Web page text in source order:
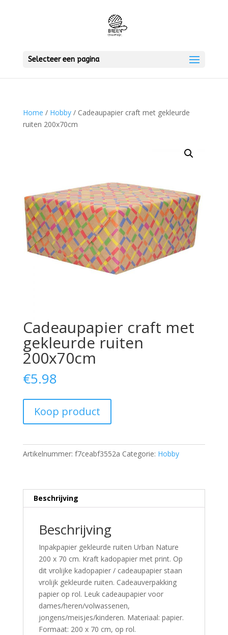
Selecteer een pagina
Home / Hobby/ Cadeaupapier craft met gekleurde
ruiten 200x70cm
Cadeaupapier craft met
gekleurde ruiten
200x70cm
€5.98
Koop product
Artikelnummer: f7ceabf3552a Categorie: Hobby
Beschrijving
Beschrijving
Inpakpapier gekleurde ruiten Urban Nature
200 x 70 cm. Kraft kadopapier met print. Op
dit vrolijke kadopapier / cadeaupapier staan
vrolijk gekleurde ruiten. Cadeauverpakking
papier op rol. Leuk cadeaupapier voor
dames/heren/volwassenen,
jongens/meisjes/kinderen. Materiaal: papier.
Formaat: 200 x 70 cm, op rol.